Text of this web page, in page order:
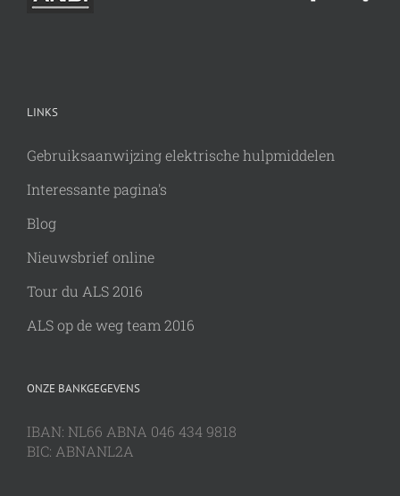
LINKS
Gebruiksaanwijzing elektrische hulpmiddelen
Interessante pagina's
Blog
Nieuwsbrief online
Tour du ALS 2016
ALS op de weg team 2016
ONZE BANKGEGEVENS
IBAN: NL66 ABNA 046 434 9818
BIC: ABNANL2A